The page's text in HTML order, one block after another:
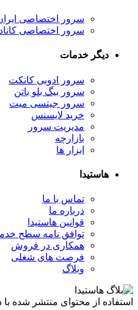
سرور اختصاصی
سرور اختصاصی کانادا
دیگر خدمات
سرور ادوبی کانکت
سرور بیگ بلو باتن
سرور جیتسی میت
خرید لایسنس
مدیریت سرور
بازارچه
ابزار ها
هاستیدا
تماس با ما
درباره ما
قوانین هاستیدا
توافق نامه سطح
همکاری در فروش
فرصت های شغلی
وبلاگ
استفاده از محتوای منتشر شده با